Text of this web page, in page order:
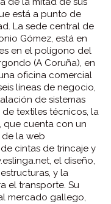
está a punto de
La sede central de
Gómez, está en
en el polígono del
(A Coruña), en
oficina comercial
líneas de negocio,
de sistemas
textiles técnicos, la
que cuenta con un
la web
cintas de trincaje y
el diseño,
y la
el transporte. Su
mercado gallego,